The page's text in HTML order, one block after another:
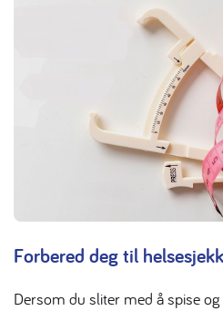
Forbered deg til helsesjekk
Dersom du sliter med å spise